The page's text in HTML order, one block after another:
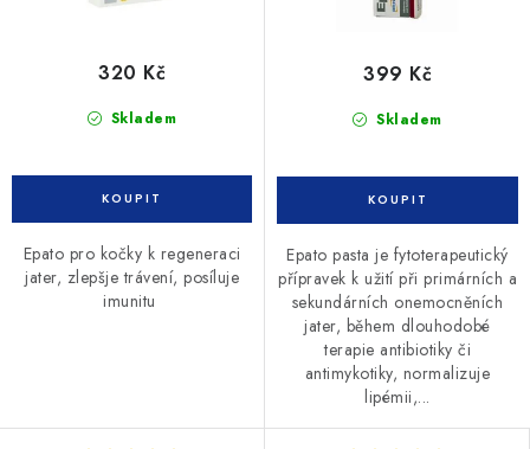
Skladem
320 Kč
Epato pro kočky k regeneraci
jater, zlepšje trávení, posíluje
imunitu
Skladem
399 Kč
Epato pasta je fytoterapeutický
přípravek k užití při primárních a
sekundárních onemocněních
jater, během dlouhodobé
terapie antibiotiky či
antimykotiky, normalizuje
lipémii,...